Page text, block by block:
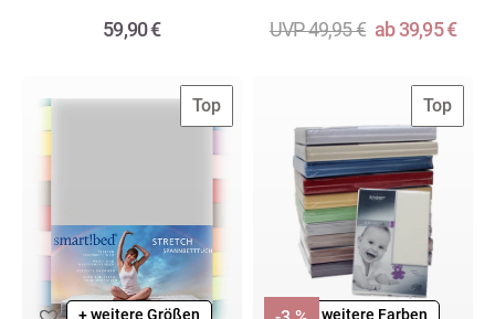
59,90 € UVP 49,95 € ab 39,95 €
Top
+ weitere Farben
+ weitere Größen
Top
+ weitere Farben